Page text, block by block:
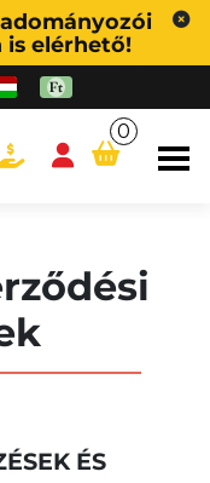
is elérhető!
content.cart
0
ÉS